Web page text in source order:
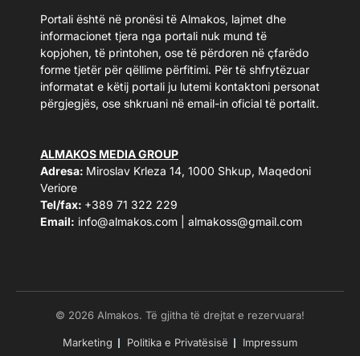
Portali është në pronësi të Almakos, lajmet dhe
informacionet tjera nga portali nuk mund të
kopjohen, të printohen, ose të përdoren në çfarëdo
forme tjetër për qëllime përfitimi. Për të shfrytëzuar
informatat e këtij portali ju lutemi kontaktoni personat
përgjegjës, ose shkruani në email-in oficial të portalit.
ALMAKOS MEDIA GROUP
Adresa: Miroslav Krleza 14, 1000 Shkup, Maqedoni
Veriore
Tel/fax: +389 71 322 229
Email: info@almakos.com almakoss@gmail.com
© 2026 Almakos. Të gjitha të drejtat e rezervuara!
Marketing Politika e Privatësisë Impressum